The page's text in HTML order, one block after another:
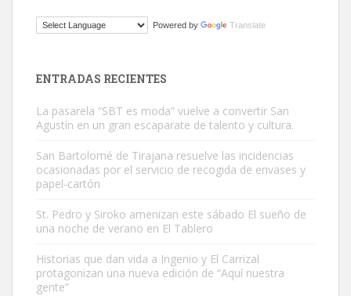
El ayuntamiento se va a llevar a Los Gatos callejeros de la zona los
Gato manso encontrado
Este gato macho ha aparecido en la calle hace menos de un mes,
es muy manso y extremadamente cari...
Powered by Translate
ENTRADAS RECIENTES
La pasarela “SBT es moda” vuelve a convertir San
Agustín en un gran escaparate de talento y cultura.
San Bartolomé de Tirajana resuelve las incidencias
ocasionadas por el servicio de recogida de envases y
papel-cartón
St. Pedro y Siroko amenizan este sábado El sueño de
una noche de verano en El Tablero
Historias que dan vida a Ingenio y El Carrizal
protagonizan una nueva edición de “Aquí nuestra
gente”